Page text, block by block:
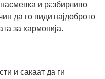
и разбирливо
да го види најдоброто
за хармонија.
и сакаат да ги